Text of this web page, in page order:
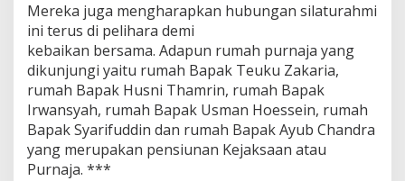
Mereka juga mengharapkan hubungan silaturahmi
ini terus di pelihara demi
kebaikan bersama. Adapun rumah purnaja yang
dikunjungi yaitu rumah Bapak Teuku Zakaria,
rumah Bapak Husni Thamrin, rumah Bapak
Irwansyah, rumah Bapak Usman Hoessein, rumah
Bapak Syarifuddin dan rumah Bapak Ayub Chandra
yang merupakan pensiunan Kejaksaan atau
Purnaja. ***